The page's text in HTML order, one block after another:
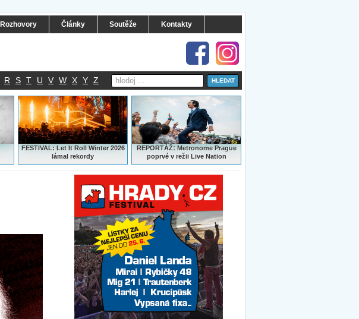
Rozhovory Články Soutěže Kontakty
R S T U V W X Y Z
FESTIVAL: Let It Roll Winter 2026
lámal rekordy
REPORTÁŽ:Metronome Prague
poprvé v režii Live Nation